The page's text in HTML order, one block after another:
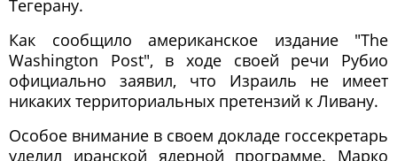
Тегерану.
Как сообщило американское издание "The
Washington Post", в ходе своей речи Рубио
официально заявил, что Израиль не имеет
никаких территориальных претензий к Ливану.
Особое внимание в своем докладе госсекретарь
уделил иранской ядерной программе. Марко